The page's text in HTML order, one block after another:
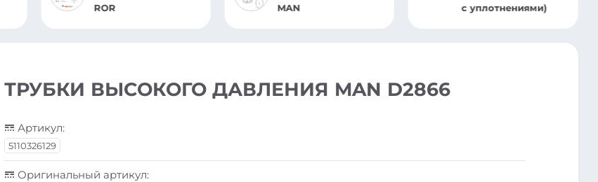
ROR
MAN
с уплотнениями)
ТРУБКИ ВЫСОКОГО ДАВЛЕНИЯ MAN D2866
Артикул:
5110326129
Оригинальный артикул: